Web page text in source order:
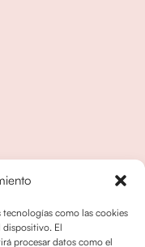
tecnologías como las cookies
dispositivo. El
procesar datos como el